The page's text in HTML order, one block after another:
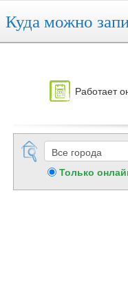
Куда можно
Работает
Только